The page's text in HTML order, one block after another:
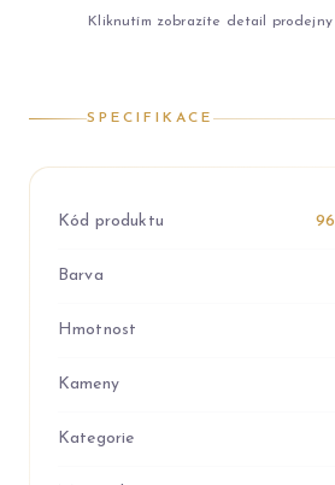
Kliknutím zobrazíte detail
SPECIFIKACE
Kód produktu
Barva
Hmotnost
Kameny
Kategorie